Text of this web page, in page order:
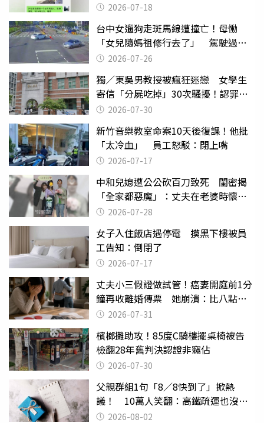
2026-07-18
台中女遛狗走斑馬線遭撞亡！母慟
「女兒隨媽祖修行去了」 駕駛過失
致死判9月
2026-07-26
獨／東吳男教授被瘋狂迷戀 女學生
寄信「分屍吃掉」30次騷擾！認罪免
關 2026-07-30
新竹音樂教室命案10天後復課！他批
「太冷血」 員工怒駁：閉上嘴
2026-07-17
中和兒媳遭公公砍百刀致死 閨密揭
「全家都惡魔」：丈夫在老婆時懷孕
摔東西
2026-07-28
女子入住飯店遇停電 摸黑下樓被員
工告知：倒閉了
2026-07-17
丈夫小三假證做試管！癌妻開庭前1分
鐘再收離婚傳票 她崩潰：比八點檔
還扯2026-07-31
檳榔攤助攻！85度C騎樓擺桌椅被告
檢翻28年舊判決認證非竊佔
2026-07-30
父親群組1句「8／8快到了」掀熱
議！ 10萬人笑翻：高鐵疏運也沒列
父親節
2026-08-02